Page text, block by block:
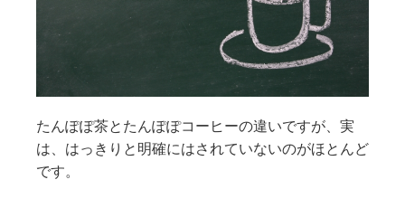
たんぽぽ茶とたんぽぽコーヒーの違いですが、実
は、はっきりと明確にはされていないのがほとんど
です。